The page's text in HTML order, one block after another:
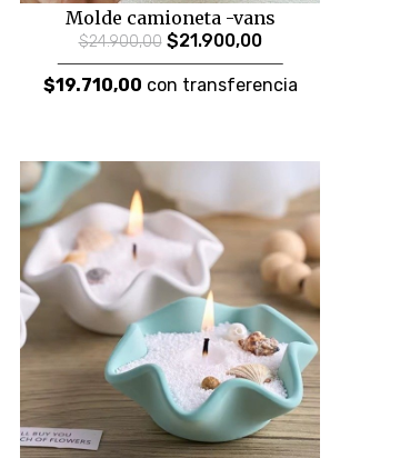
Molde camioneta -vans
$24.900,00$21.900,00
$19.710,00 con transferencia